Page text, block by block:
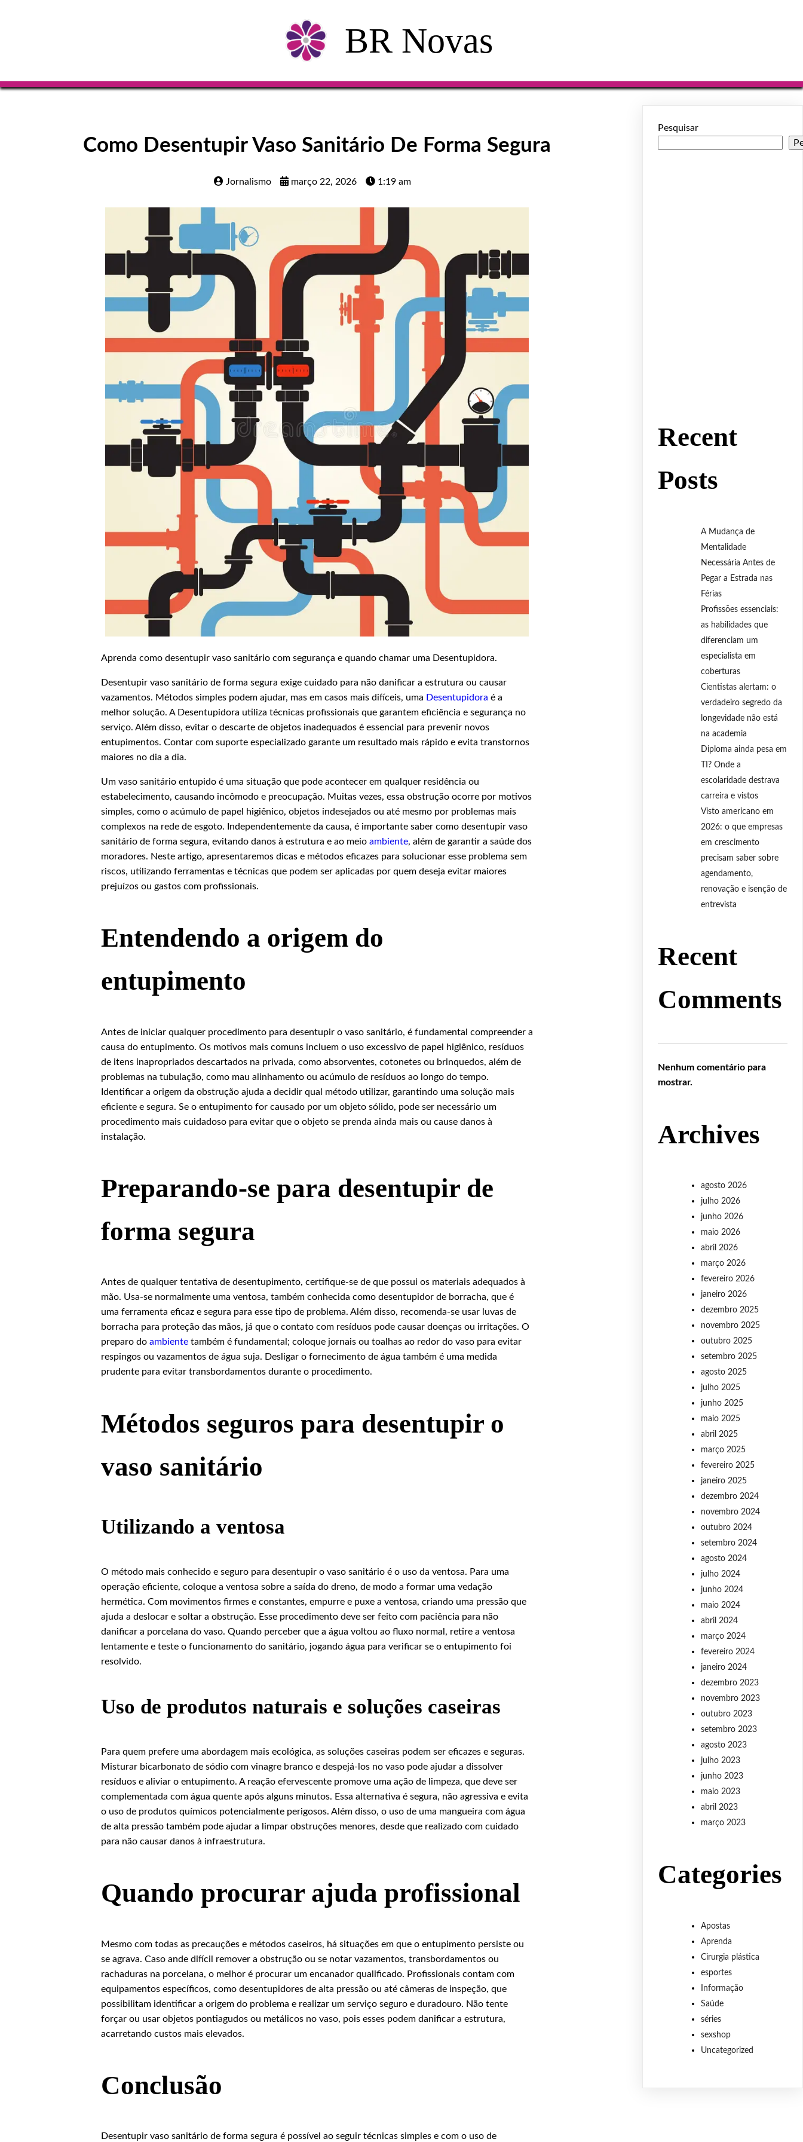
BR Novas
Como Desentupir Vaso Sanitário De Forma Segura
Jornalismo março 22, 2026 1:19 am
Aprenda como desentupir vaso sanitário com segurança e quando chamar uma Desentupidora.
Desentupir vaso sanitário de forma segura exige cuidado para não danificar a estrutura ou causar
vazamentos. Métodos simples podem ajudar, mas em casos mais difíceis, uma Desentupidora é a
melhor solução. A Desentupidora utiliza técnicas profissionais que garantem eficiência e segurança no
serviço. Além disso, evitar o descarte de objetos inadequados é essencial para prevenir novos
entupimentos. Contar com suporte especializado garante um resultado mais rápido e evita transtornos
maiores no dia a dia.
Um vaso sanitário entupido é uma situação que pode acontecer em qualquer residência ou
estabelecimento, causando incômodo e preocupação. Muitas vezes, essa obstrução ocorre por motivos
simples, como o acúmulo de papel higiênico, objetos indesejados ou até mesmo por problemas mais
complexos na rede de esgoto. Independentemente da causa, é importante saber como desentupir vaso
sanitário de forma segura, evitando danos à estrutura e ao meioambiente, além de garantir a saúde dos
moradores. Neste artigo, apresentaremos dicas e métodos eficazes para solucionar esse problema sem
riscos, utilizando ferramentas e técnicas que podem ser aplicadas por quem deseja evitar maiores
prejuízos ou gastos com profissionais.
Entendendo a origem do
entupimento
Antes de iniciar qualquer procedimento para desentupir o vaso sanitário, é fundamental compreender a
causa do entupimento. Os motivos mais comuns incluem o uso excessivo de papel higiênico, resíduos
de itens inapropriados descartados na privada, como absorventes, cotonetes ou brinquedos, além de
problemas na tubulação, como mau alinhamento ou acúmulo de resíduos ao longo do tempo.
Identificar a origem da obstrução ajuda a decidir qual método utilizar, garantindo uma solução mais
eficiente e segura. Se o entupimento for causado por um objeto sólido, pode ser necessário um
procedimento mais cuidadoso para evitar que o objeto se prenda ainda mais ou cause danos à
instalação.
Preparando-se para desentupir de
forma segura
Antes de qualquer tentativa de desentupimento, certifique-se de que possui os materiais adequados à
mão. Usa-se normalmente uma ventosa, também conhecida como desentupidor de borracha, que é
uma ferramenta eficaz e segura para esse tipo de problema. Além disso, recomenda-se usar luvas de
borracha para proteção das mãos, já que o contato com resíduos pode causar doenças ou irritações. O
preparo doambiente também é fundamental; coloque jornais ou toalhas ao redor do vaso para evitar
respingos ou vazamentos de água suja. Desligar o fornecimento de água também é uma medida
prudente para evitar transbordamentos durante o procedimento.
Métodos seguros para desentupir o
vaso sanitário
Utilizando a ventosa
O método mais conhecido e seguro para desentupir o vaso sanitário é o uso da ventosa. Para uma
operação eficiente, coloque a ventosa sobre a saída do dreno, de modo a formar uma vedação
hermética. Com movimentos firmes e constantes, empurre e puxe a ventosa, criando uma pressão que
ajuda a deslocar e soltar a obstrução. Esse procedimento deve ser feito com paciência para não
danificar a porcelana do vaso. Quando perceber que a água voltou ao fluxo normal, retire a ventosa
lentamente e teste o funcionamento do sanitário, jogando água para verificar se o entupimento foi
resolvido.
Uso de produtos naturais e soluções caseiras
Para quem prefere uma abordagem mais ecológica, as soluções caseiras podem ser eficazes e seguras.
Misturar bicarbonato de sódio com vinagre branco e despejá-los no vaso pode ajudar a dissolver
resíduos e aliviar o entupimento. A reação efervescente promove uma ação de limpeza, que deve ser
complementada com água quente após alguns minutos. Essa alternativa é segura, não agressiva e evita
o uso de produtos químicos potencialmente perigosos. Além disso, o uso de uma mangueira com água
de alta pressão também pode ajudar a limpar obstruções menores, desde que realizado com cuidado
para não causar danos à infraestrutura.
Quando procurar ajuda profissional
Mesmo com todas as precauções e métodos caseiros, há situações em que o entupimento persiste ou
se agrava. Caso ande difícil remover a obstrução ou se notar vazamentos, transbordamentos ou
rachaduras na porcelana, o melhor é procurar um encanador qualificado. Profissionais contam com
equipamentos específicos, como desentupidores de alta pressão ou até câmeras de inspeção, que
possibilitam identificar a origem do problema e realizar um serviço seguro e duradouro. Não tente
forçar ou usar objetos pontiagudos ou metálicos no vaso, pois esses podem danificar a estrutura,
acarretando custos mais elevados.
Conclusão
Desentupir vaso sanitário de forma segura é possível ao seguir técnicas simples e com o uso de
Pesquisar
Recent
Posts
A Mudança de
Mentalidade
Necessária Antes de
Pegar a Estrada nas
Férias
Profissões essenciais:
as habilidades que
diferenciam um
especialista em
coberturas
Cientistas alertam: o
verdadeiro segredo da
longevidade não está
na academia
Diploma ainda pesa em
TI? Onde a
escolaridade destrava
carreira e vistos
Visto americano em
2026: o que empresas
em crescimento
precisam saber sobre
agendamento,
renovação e isenção de
entrevista
Recent
Comments
Nenhum comentário para
mostrar.
Archives
agosto 2026
julho 2026
junho 2026
maio 2026
abril 2026
março 2026
fevereiro 2026
janeiro 2026
dezembro 2025
novembro 2025
outubro 2025
setembro 2025
agosto 2025
julho 2025
junho 2025
maio 2025
abril 2025
março 2025
fevereiro 2025
janeiro 2025
dezembro 2024
novembro 2024
outubro 2024
setembro 2024
agosto 2024
julho 2024
junho 2024
maio 2024
abril 2024
março 2024
fevereiro 2024
janeiro 2024
dezembro 2023
novembro 2023
outubro 2023
setembro 2023
agosto 2023
julho 2023
junho 2023
maio 2023
abril 2023
março 2023
Categories
Apostas
Aprenda
Cirurgia plástica
esportes
Informação
Saúde
séries
sexshop
Uncategorized